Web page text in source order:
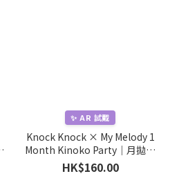
✨ AR 試戴
Knock Knock × My Melody 1
Month Kinoko Party｜月拋彩
妝隱形眼鏡｜每盒2片
HK$160.00